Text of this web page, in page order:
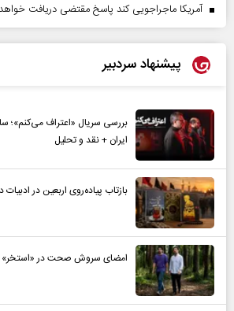
آمریکا ماجراجویی کند پاسخ مقتضی دریافت
پیشنهاد سردبیر
بررسی سریال «اعتراف می‌کنم»؛
ایران + نقد و تحلیل
بازتاب پیاده‌روی اربعین در
امضای سروش صحت در «استخر»